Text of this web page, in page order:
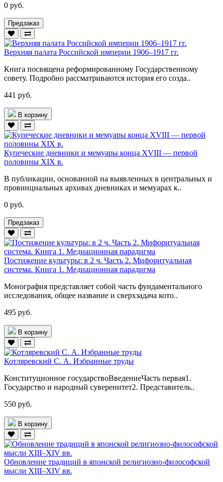
0 руб.
Предзаказ
Верхняя палата Российской империи 1906–1917 гг.
Книга посвящена реформированному Государственному
совету. Подробно рассматриваются история его созда..
441 руб.
В корзину
Купеческие дневники и мемуары конца XVIII — первой
половины XIX в.
В публикации, основанной на выявленных в центральных и
провинциальных архивах дневниках и мемуарах к..
0 руб.
Предзаказ
Постижение культуры: в 2 ч. Часть 2. Мифоритуальная
система. Книга 1. Медиационная парадигма
Монография представляет собой часть фундаментального
исследования, общее название и сверхзадача кото..
495 руб.
В корзину
Котляревский С. А. Избранные труды
Конституционное государствоВведениеЧасть первая1.
Государство и народный суверенитет2. Представитель..
550 руб.
В корзину
Обновление традиций в японской религиозно-философской
мысли XIII–XIV вв.